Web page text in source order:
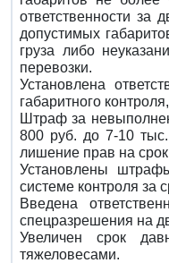
ответственности за
допустимых
груза либо
перевозки.
Установлена
габаритного
Штраф за
800 руб. до 7-10
лишение прав на
Установлены
системе контроля за
Введена
спецразрешения на
Увеличен срок
тяжеловесами.